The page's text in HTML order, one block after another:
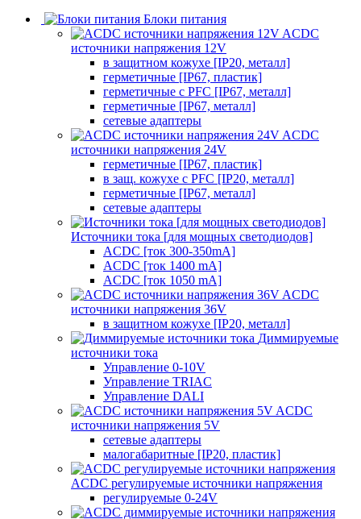
Блоки питания
ACDC
источники напряжения 12V
в защитном кожухе [IP20, металл]
герметичные [IP67, пластик]
герметичные с PFC [IP67, металл]
герметичные [IP67, металл]
сетевые адаптеры
ACDC
источники напряжения 24V
герметичные [IP67, пластик]
в защ. кожухе с PFC [IP20, металл]
герметичные [IP67, металл]
сетевые адаптеры
Источники тока [для мощных светодиодов]
ACDC [ток 300-350mA]
ACDC [ток 1400 mA]
ACDC [ток 1050 mA]
ACDC
источники напряжения 36V
в защитном кожухе [IP20, металл]
Диммируемые
источники тока
Управление 0-10V
Управление TRIAC
Управление DALI
ACDC
источники напряжения 5V
сетевые адаптеры
малогабаритные [IP20, пластик]
ACDC регулируемые источники напряжения
регулируемые 0-24V